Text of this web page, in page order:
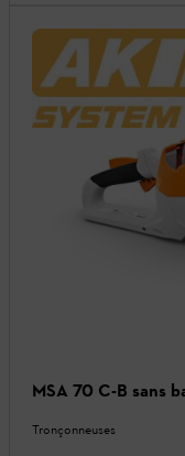
MSA 70 C-B sans
Tronçonneuses